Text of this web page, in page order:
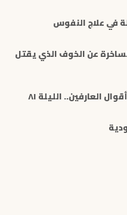
في علاج النفوس
عن الخوف الذي يقتل
العارفين.. الليلة ٨١